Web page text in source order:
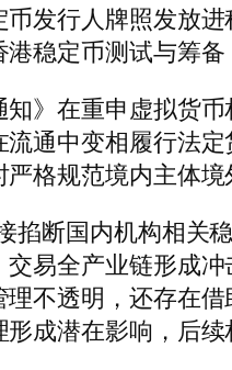
币发行人牌照发放
稳定币测试与筹备
在重申虚拟货币
流通中变相履行法
严格规范境内主体
断国内机构相关稳
交易全产业链形成
理不透明，还存在
形成潜在影响，后